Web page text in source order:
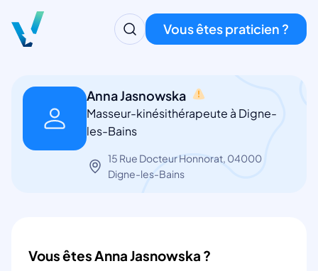
Vous êtes praticien ?
Anna Jasnowska
Masseur-kinésithérapeute à Digne-
les-Bains
15 Rue Docteur Honnorat, 04000
Digne-les-Bains
Vous êtes Anna Jasnowska ?